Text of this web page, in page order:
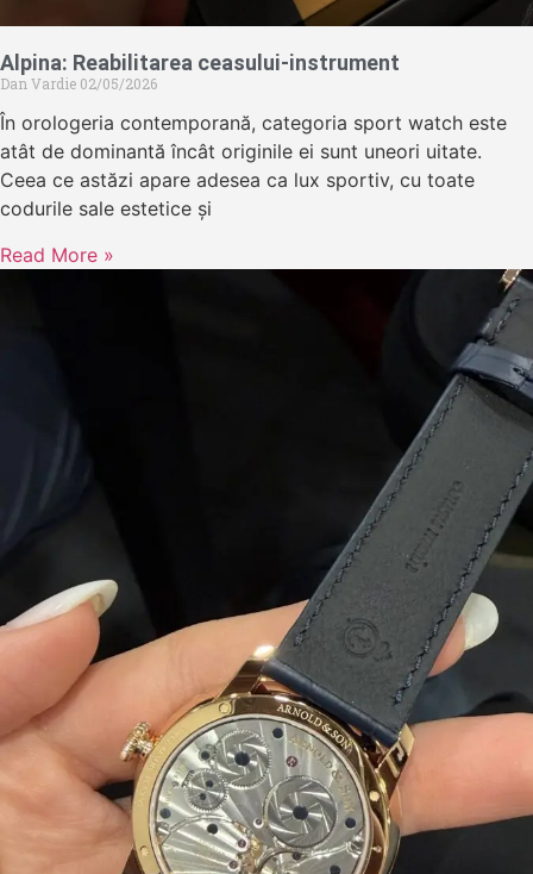
Alpina: Reabilitarea ceasului-instrument
Dan Vardie 02/05/2026
În orologeria contemporană, categoria sport watch este
atât de dominantă încât originile ei sunt uneori uitate.
Ceea ce astăzi apare adesea ca lux sportiv, cu toate
codurile sale estetice și
Read More »